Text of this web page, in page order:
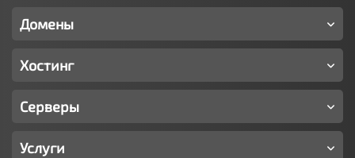
Домены
Хостинг
Серверы
Услуги